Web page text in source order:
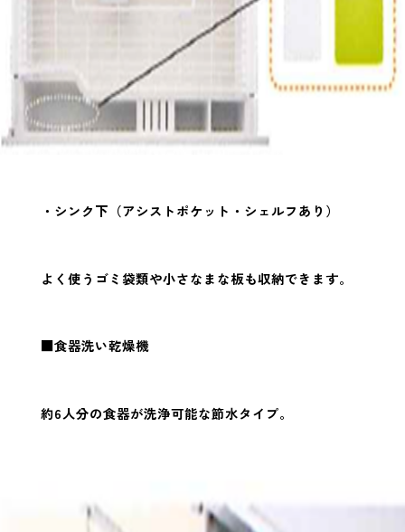
・シンク下（アシストポケット・シェルフあり）
よく使うゴミ袋類や小さなまな板も収納できます。
■食器洗い乾燥機
約6人分の食器が洗浄可能な節水タイプ。